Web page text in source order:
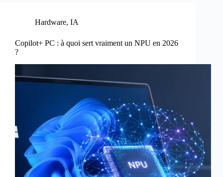
Hardware, IA
Copilot+ PC : à quoi sert vraiment un NPU en 2026
?